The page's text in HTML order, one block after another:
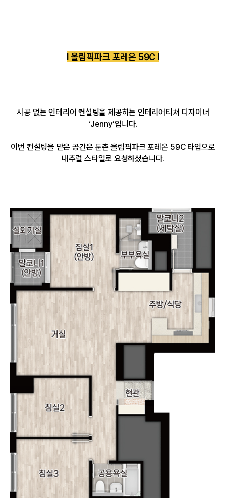
l 올림픽파크 포레온 59C l
시공 없는 인테리어 컨설팅을 제공하는 인테리어티쳐 디자이너
‘Jenny’입니다.
이번 컨설팅을 맡은 공간은 둔촌 올림픽파크 포레온 59C 타입으로
내추럴 스타일로 요청하셨습니다.